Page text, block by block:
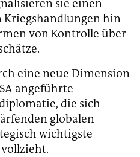
sie einen
Kriegshandlungen hin
von Kontrolle über
eine neue Dimension
angeführte
die sich
globalen
wichtigste